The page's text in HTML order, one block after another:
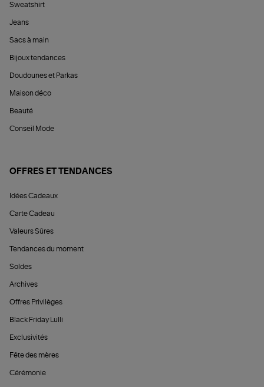
Sweatshirt
Jeans
Sacs à main
Bijoux tendances
Doudounes et Parkas
Maison déco
Beauté
Conseil Mode
OFFRES ET TENDANCES
Idées Cadeaux
Carte Cadeau
Valeurs Sûres
Tendances du moment
Soldes
Archives
Offres Privilèges
Black Friday Lulli
Exclusivités
Fête des mères
Cérémonie